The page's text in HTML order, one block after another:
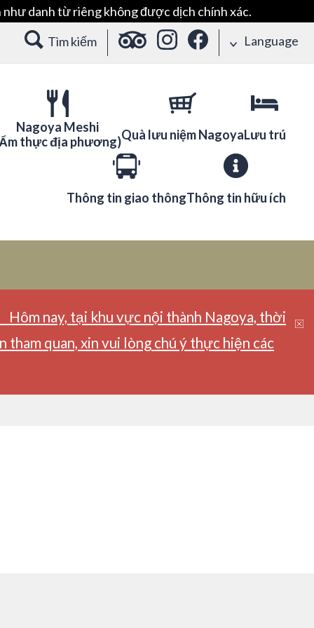
như danh từ riêng không được dịch chính xác.
Tìm kiếm
Language
Nagoya Meshi
thực địa phương)Quà lưu niệm NagoyaLưu trú
Thông tin giao thôngThông tin hữu ích
Hôm nay, tại khu vực nội thành Nagoya, thời
quan, xin vui lòng chú ý thực hiện các